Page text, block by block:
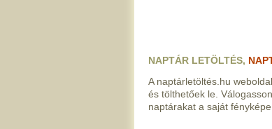
NAPTÁR LETÖLTÉS,
A naptárletöltés.hu
és tölthetőek le.
naptárakat a saját